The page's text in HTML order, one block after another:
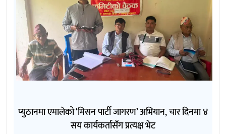
प्युठानमा एमालेको ‘मिसन पार्टी जागरण’ अभियान, चार दिनमा ४
सय कार्यकर्तासँग प्रत्यक्ष भेट